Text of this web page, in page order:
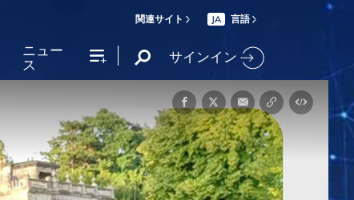
関連サイト JA 言語
ニュー
ス サインイン